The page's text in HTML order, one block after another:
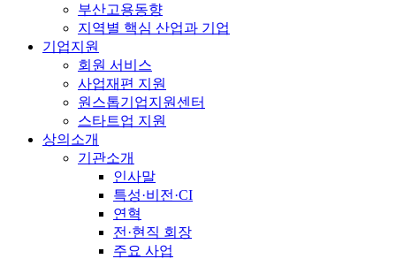
부산고용동향
지역별 핵심 산업과 기업
기업지원
회원 서비스
사업재편 지원
원스톱기업지원센터
스타트업 지원
상의소개
기관소개
인사말
특성·비전·CI
연혁
전·현직 회장
주요 사업